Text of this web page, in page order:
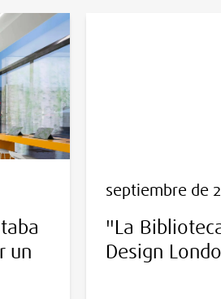
un
septiembre de
"La
Design